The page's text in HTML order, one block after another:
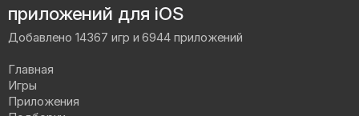
приложений для iOS
Добавлено 14367 игр и 6944 приложений
Главная
Игры
Приложения